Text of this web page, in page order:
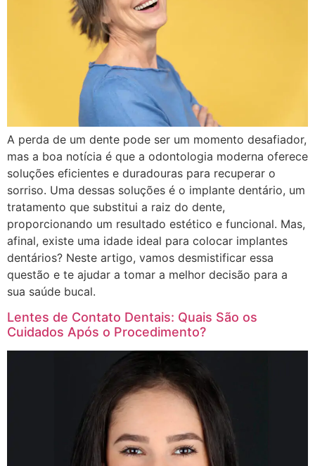
A perda de um dente pode ser um momento desafiador,
mas a boa notícia é que a odontologia moderna oferece
soluções eficientes e duradouras para recuperar o
sorriso. Uma dessas soluções é o implante dentário, um
tratamento que substitui a raiz do dente,
proporcionando um resultado estético e funcional. Mas,
afinal, existe uma idade ideal para colocar implantes
dentários? Neste artigo, vamos desmistificar essa
questão e te ajudar a tomar a melhor decisão para a
sua saúde bucal.
Lentes de Contato Dentais: Quais São os
Cuidados Após o Procedimento?